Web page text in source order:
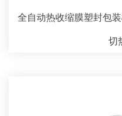
全自动热收缩膜塑封包
切